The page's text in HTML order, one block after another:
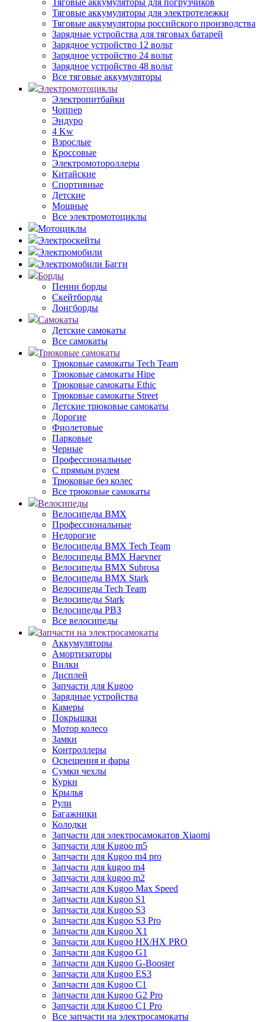
Тяговые аккумуляторы для погрузчиков
Тяговые аккумуляторы для электротележки
Тяговые аккумуляторы российского производства
Зарядные устройства для тяговых батарей
Зарядное устройство 12 вольт
Зарядное устройство 24 вольт
Зарядное устройство 48 вольт
Все тяговые аккумуляторы
Электромотоциклы
Электропитбайки
Чоппер
Эндуро
4 Kw
Взрослые
Кроссовые
Электромотороллеры
Китайские
Спортивные
Детские
Мощные
Все электромотоциклы
Мотоциклы
Электроскейты
Электромобили
Электромобили Багги
Борды
Пенни борды
Скейтборды
Лонгборды
Самокаты
Детские самокаты
Все самокаты
Трюковые самокаты
Трюковые самокаты Tech Team
Трюковые самокаты Hipe
Трюковые самокаты Ethic
Трюковые самокаты Street
Детские трюковые самокаты
Дорогие
Фиолетовые
Парковые
Черные
Профессиональные
С прямым рулем
Трюковые без колес
Все трюковые самокаты
Велосипеды
Велосипеды BMX
Профессиональные
Недорогие
Велосипеды BMX Tech Team
Велосипеды BMX Haevner
Велосипеды BMX Subrosa
Велосипеды BMX Stark
Велосипеды Tech Team
Велосипеды Stark
Велосипеды РВЗ
Все велосипеды
Запчасти на электросамокаты
Аккумуляторы
Амортизаторы
Вилки
Дисплей
Запчасти для Kugoo
Зарядные устройства
Камеры
Покрышки
Мотор колесо
Замки
Контроллеры
Освещения и фары
Сумки чехлы
Курки
Крылья
Рули
Багажники
Колодки
Запчасти для электросамокатов Xiaomi
Запчасти для Kugoo m5
Запчасти для Кugoo m4 pro
Запчасти для kugoo m4
Запчасти для kugoo m2
Запчасти для Kugoo Max Speed
Запчасти для Kugoo S1
Запчасти для Kugoo S3
Запчасти для Kugoo S3 Pro
Запчасти для Kugoo X1
Запчасти для Kugoo HX/HX PRO
Запчасти для Kugoo G1
Запчасти для Kugoo G-Booster
Запчасти для Kugoo ES3
Запчасти для Kugoo C1
Запчасти для Kugoo G2 Pro
Запчасти для Kugoo C1 Pro
Все запчасти на электросамокаты